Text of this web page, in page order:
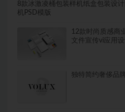
8款冰激凌桶包装样机纸盒包装设
机PSD模版
12款时尚质感商
文件宣传vi应用
独特简约奢侈品